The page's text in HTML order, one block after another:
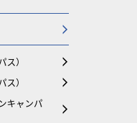
）
）
キャンパ